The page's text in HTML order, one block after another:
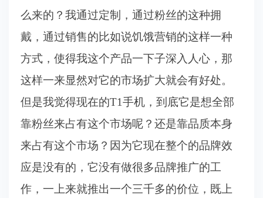
么来的？我通过定制，通过粉丝的这种拥
戴，通过销售的比如说饥饿营销的这样一种
方式，使得我这个产品一下子深入人心，那
这样一来显然对它的市场扩大就会有好处。
但是我觉得现在的T1手机，到底它是想全部
靠粉丝来占有这个市场呢？还是靠品质本身
来占有这个市场？因为它现在整个的品牌效
应是没有的，它没有做很多品牌推广的工
作，一上来就推出一个三千多的价位，既上